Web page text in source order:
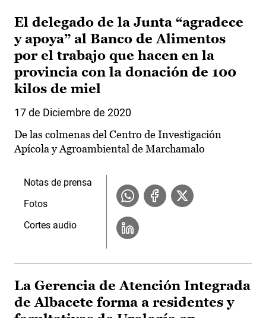
El delegado de la Junta “agradece
y apoya” al Banco de Alimentos
por el trabajo que hacen en la
provincia con la donación de 100
kilos de miel
17 de Diciembre de 2020
De las colmenas del Centro de Investigación
Apícola y Agroambiental de Marchamalo
Notas de prensa
Fotos
Cortes audio
La Gerencia de Atención Integrada
de Albacete forma a residentes y